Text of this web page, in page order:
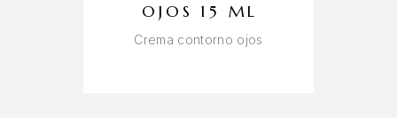
OJOS 15 ML
Crema contorno ojos